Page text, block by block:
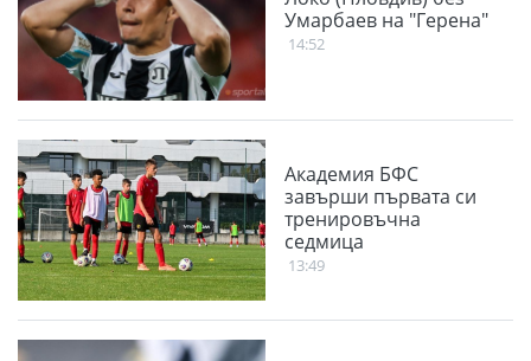
Умарбаев на "Герена"
14:52
Академия БФС
завърши първата си
тренировъчна
седмица
13:49